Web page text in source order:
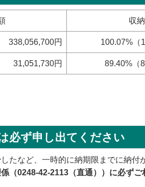
収
338,056,700円 100.07%（
31,051,730円 89.40%（
必ず申し出てください
たなど、一時的に納期限までに納付
（0248-42-2113（直通） ）に必ずご